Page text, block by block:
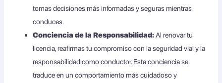
tomas decisiones más informadas y seguras mientras
conduces.
Conciencia de la Responsabilidad:Al renovar tu
licencia, reafirmas tu compromiso con la seguridad vial y la
responsabilidad como conductor. Esta conciencia se
traduce en un comportamiento más cuidadoso y